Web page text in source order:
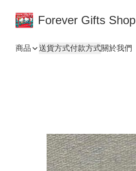
Forever Gifts Shop
商品 送貨方式付款方式關於我們